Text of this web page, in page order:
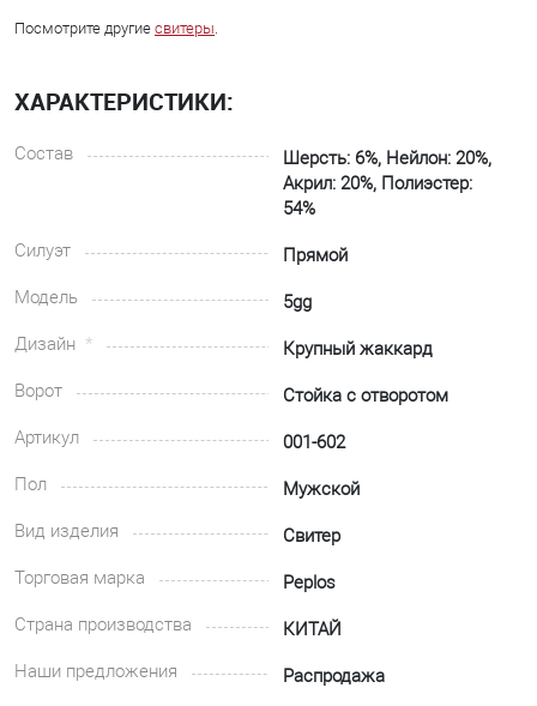
Посмотрите другие свитеры.
ХАРАКТЕРИСТИКИ:
Состав
Шерсть: 6%, Нейлон: 20%,
Акрил: 20%, Полиэстер:
54%
Силуэт
Прямой
Модель
5gg
Дизайн
Крупный жаккард
Ворот
Стойка с отворотом
Артикул
001-602
Пол
Мужской
Вид изделия
Свитер
Торговая марка
Peplos
Страна производства
КИТАЙ
Наши предложения
Распродажа